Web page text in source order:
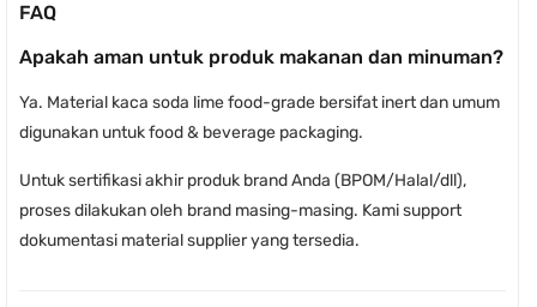
FAQ
Apakah aman untuk produk makanan dan minuman?
Ya. Material kaca soda lime food-grade bersifat inert dan umum
digunakan untuk food & beverage packaging.
Untuk sertifikasi akhir produk brand Anda (BPOM/Halal/dll),
proses dilakukan oleh brand masing-masing. Kami support
dokumentasi material supplier yang tersedia.